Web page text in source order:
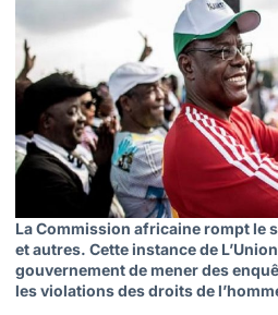
La Commission africaine rompt le
et autres. Cette instance de
gouvernement de mener des
les violations des droits de